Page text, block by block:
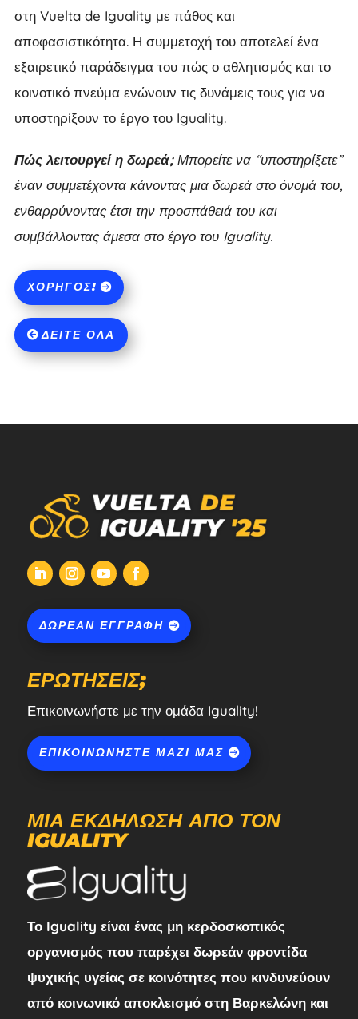
στη Vuelta de Iguality με πάθος και
αποφασιστικότητα. Η συμμετοχή του αποτελεί ένα
εξαιρετικό παράδειγμα του πώς ο αθλητισμός και το
κοινοτικό πνεύμα ενώνουν τις δυνάμεις τους για να
υποστηρίξουν το έργο του Iguality.
Πώς λειτουργεί η δωρεά;Μπορείτε να “υποστηρίξετε”
έναν συμμετέχοντα κάνοντας μια δωρεά στο όνομά του,
ενθαρρύνοντας έτσι την προσπάθειά του και
συμβάλλοντας άμεσα στο έργο του Iguality.
ΧΟΡΗΓΌΣ!
ΔΕΊΤΕ ΌΛΑ
ΔΩΡΕΆΝ ΕΓΓΡΑΦΉ
ΕΡΩΤΉΣΕΙΣ;
Επικοινωνήστε με την ομάδα Iguality!
ΕΠΙΚΟΙΝΩΝΉΣΤΕ ΜΑΖΊ ΜΑΣ
ΜΙΑ ΕΚΔΉΛΩΣΗ ΑΠΌ ΤΟΝ
IGUALITY
Το Iguality είναι ένας μη κερδοσκοπικός
οργανισμός που παρέχει δωρεάν φροντίδα
ψυχικής υγείας σε κοινότητες που κινδυνεύουν
από κοινωνικό αποκλεισμό στη Βαρκελώνη και